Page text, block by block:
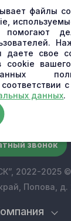
500-10-30
звонок
2022-2025 ©
Попова,
файлы
помогают
даете свое
cookie
с
данных.